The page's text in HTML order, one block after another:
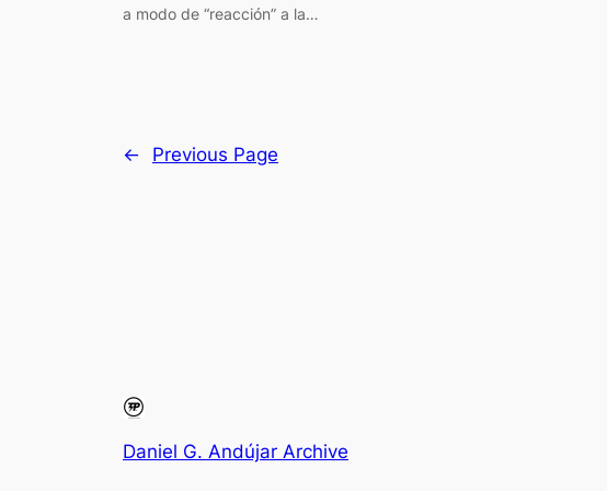
a modo de “reacción” a la…
← Previous Page
Daniel G. Andújar Archive